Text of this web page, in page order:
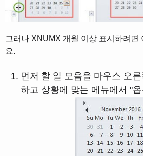
그러나 XNUMX 개월 이상 표시하려면
요.
먼저 할 일 모음을 마우스 오
하고 상황에 맞는 메뉴에서 "